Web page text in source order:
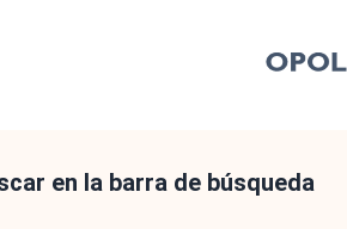
en la barra de búsqueda